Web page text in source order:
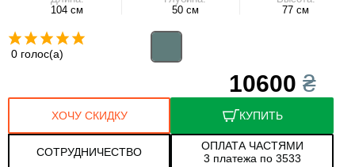
104 см
50 см
77 см
0 голос(а)
10600 ₴
КУПИТЬ
СОТРУДНИЧЕСТВО
ХОЧУ СКИДКУ
ОПЛАТА ЧАСТЯМИ
3 платежа по 3533